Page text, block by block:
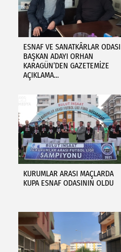
ESNAF VE SANATKÂRLAR ODASI
BAŞKAN ADAYI ORHAN
KARAGÜN’DEN GAZETEMİZE
AÇIKLAMA…
KURUMLAR ARASI MAÇLARDA
KUPA ESNAF ODASININ OLDU